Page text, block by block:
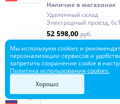
Наличие в магазинах
Удаленный склад
Электродный проезд,
52 598,00 руб.
Котел электрический
ЭПО-18/380В с выносным
пультом
Мы используем cookies и
персонализации сервисов и
запретить сохранение cookie в
Политика использования cookies.
Хорошо